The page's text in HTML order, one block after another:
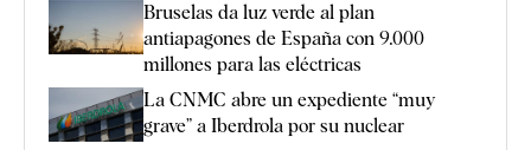
Bruselas da luz verde al plan
antiapagones de España con 9.000
millones para las eléctricas
La CNMC abre un expediente “muy
grave” a Iberdrola por su nuclear